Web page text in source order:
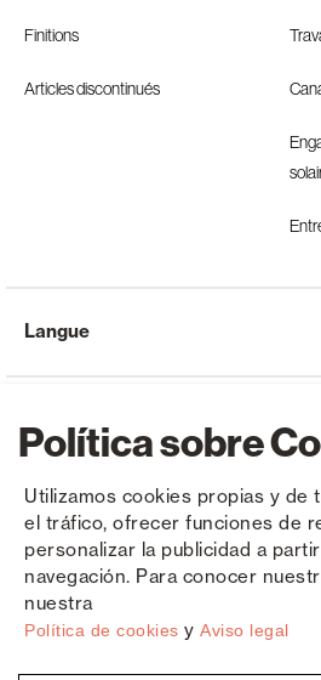
Política sobre
Utilizamos cookies propias y de
el tráfico, ofrecer funciones de
personalizar la publicidad a
navegación. Para conocer
nuestra
Política de cookies y Aviso legal
Finitions
Articles discontinués
Copyright © Saxun 2023 - 2026 Politique de
Langue